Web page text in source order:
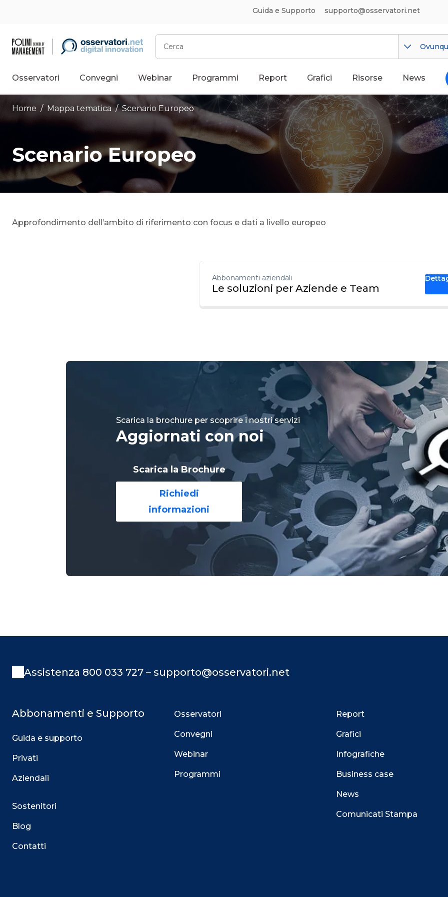
Guida e Supporto supporto@osservatori.net
Cerca
Osservatori Convegni Webinar Programmi Report Grafici Risorse News
Home / Mappa tematica /Scenario Europeo
Scenario Europeo
Approfondimento dell’ambito di riferimento con focus e dati a livello europeo
Abbonamenti aziendali
Le soluzioni per Aziende e Team
Scarica la brochure per scoprire i nostri servizi
Aggiornati con noi
Scarica la Brochure
Richiedi
informazioni
Assistenza 800 033 727 – supporto@osservatori.net
Abbonamenti e Supporto
Guida e supporto
Privati
Aziendali
Sostenitori
Blog
Contatti
Osservatori
Convegni
Webinar
Programmi
Report
Grafici
Infografiche
Business case
News
Comunicati Stampa